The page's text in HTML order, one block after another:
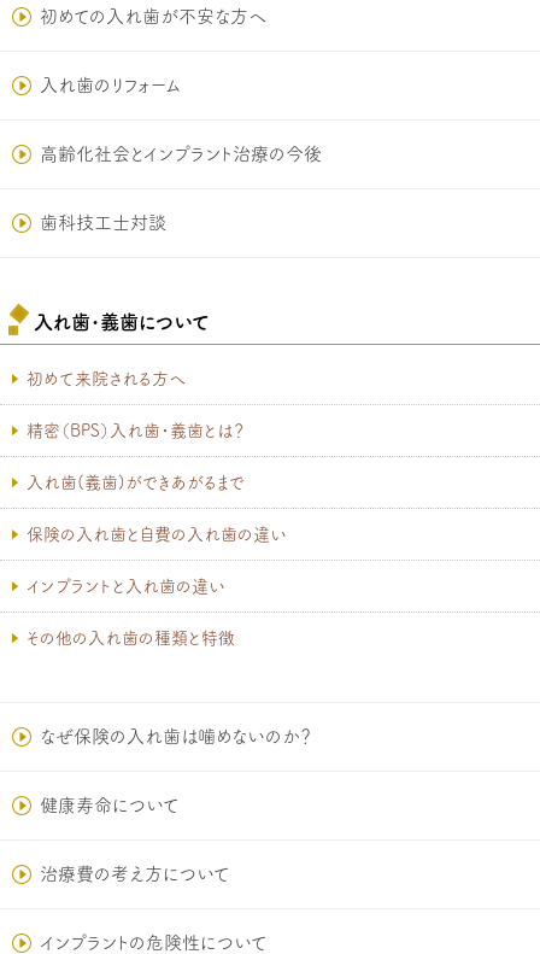
初めての入れ歯が不安な方へ
入れ歯のリフォーム
高齢化社会とインプラント治療の今後
歯科技工士対談
入れ歯･義歯について
初めて来院される方へ
精密（BPS）入れ歯・義歯とは？
入れ歯(義歯)ができあがるまで
保険の入れ歯と自費の入れ歯の違い
インプラントと入れ歯の違い
その他の入れ歯の種類と特徴
なぜ保険の入れ歯は噛めないのか？
健康寿命について
治療費の考え方について
インプラントの危険性について